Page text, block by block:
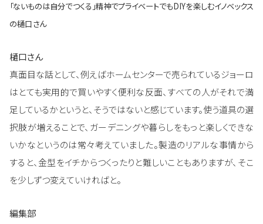
「ないものは自分でつくる」精神でプライベートでもDIYを楽しむイノベックス
の樋口さん
樋口さん
真面目な話として、例えばホームセンターで売られているジョーロ
はとても実用的で買いやすく便利な反面、すべての人がそれで満
足しているかというと、そうではないと感じています。使う道具の選
択肢が増えることで、ガーデニングや暮らしをもっと楽しくできな
いかなというのは常々考えていました。製造のリアルな事情から
すると、金型をイチからつくったりと難しいこともありますが、そこ
を少しずつ変えていければと。
編集部